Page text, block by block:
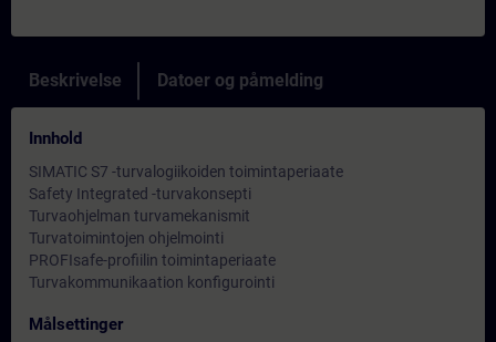
Beskrivelse Datoer og påmelding
Innhold
SIMATIC S7 -turvalogiikoiden toimintaperiaate
Safety Integrated -turvakonsepti
Turvaohjelman turvamekanismit
Turvatoimintojen ohjelmointi
PROFIsafe-profiilin toimintaperiaate
Turvakommunikaation konfigurointi
Målsettinger